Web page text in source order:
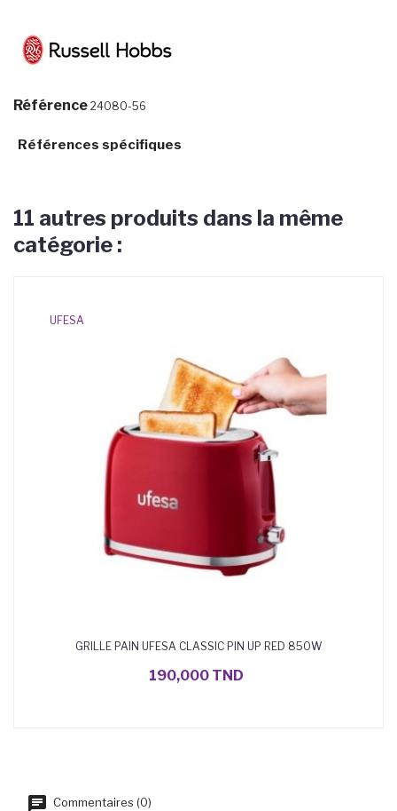
Référence 24080-56
Références spécifiques
11 autres produits dans la même
catégorie :
UFESA
GRILLE PAIN UFESA CLASSIC PIN UP RED 850W
190,000 TND
Commentaires (0)